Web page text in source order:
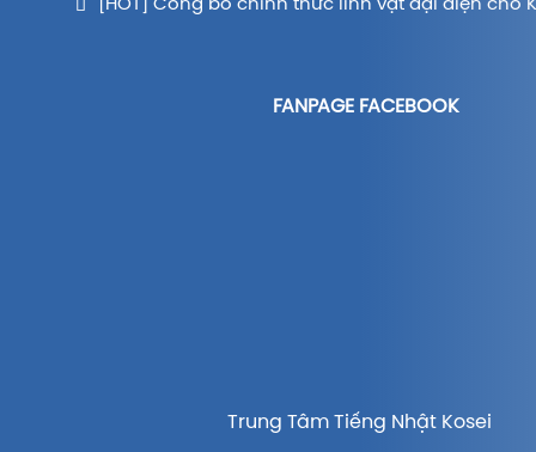
[HOT] Công bố chính thức linh vật đại diện cho
FANPAGE FACEBOOK
Trung Tâm Tiếng Nhật Kosei